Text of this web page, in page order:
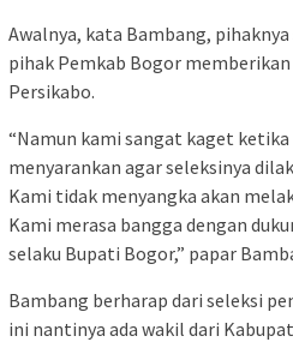
Awalnya, kata Bambang,
pihak Pemkab Bogor
Persikabo.
“Namun kami sangat kaget
menyarankan agar seleksinya
Kami tidak menyangka akan
Kami merasa bangga dengan
selaku Bupati Bogor,” papar
Bambang berharap dari seleksi
ini nantinya ada wakil dari